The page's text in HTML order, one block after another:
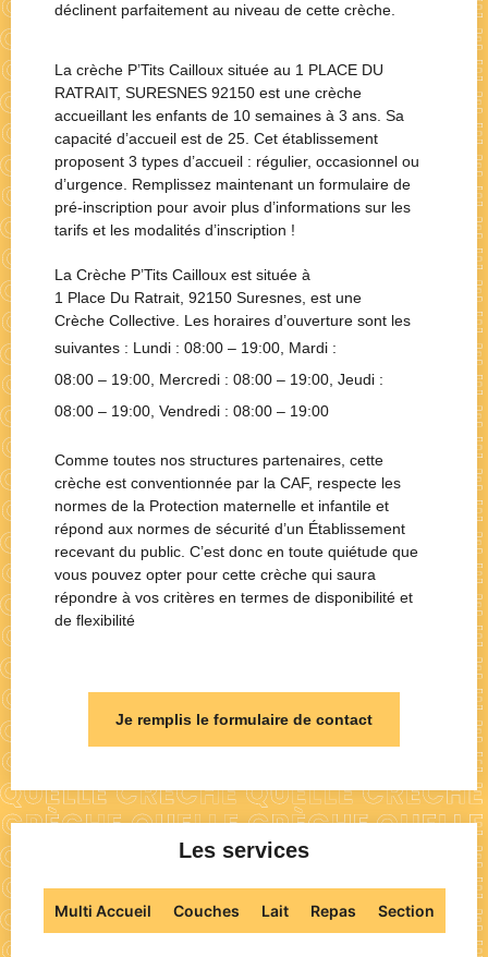
déclinent parfaitement au niveau de cette crèche.
La crèche P’Tits Cailloux située au 1 PLACE DU
RATRAIT, SURESNES 92150 est une crèche
accueillant les enfants de 10 semaines à 3 ans. Sa
capacité d’accueil est de 25. Cet établissement
proposent 3 types d’accueil : régulier, occasionnel ou
d’urgence. Remplissez maintenant un formulaire de
pré-inscription pour avoir plus d’informations sur les
tarifs et les modalités d’inscription !
La Crèche P’Tits Cailloux est située à
1 Place Du Ratrait, 92150 Suresnes, est une
Crèche Collective. Les horaires d’ouverture sont les
suivantes : Lundi : 08:00 – 19:00, Mardi :
08:00 – 19:00, Mercredi : 08:00 – 19:00, Jeudi :
08:00 – 19:00, Vendredi : 08:00 – 19:00
Comme toutes nos structures partenaires, cette
crèche est conventionnée par la CAF, respecte les
normes de la Protection maternelle et infantile et
répond aux normes de sécurité d’un Établissement
recevant du public. C’est donc en toute quiétude que
vous pouvez opter pour cette crèche qui saura
répondre à vos critères en termes de disponibilité et
de flexibilité
Je remplis le formulaire de contact
Les services
Multi Accueil Couches Lait Repas Section